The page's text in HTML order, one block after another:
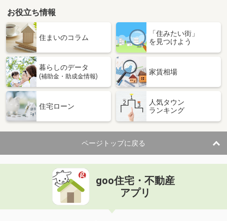
お役立ち情報
住まいのコラム
「住みたい街」
を見つけよう
暮らしのデータ
(補助金・助成金情報)
家賃相場
住宅ローン
人気タウン
ランキング
ページトップに戻る
goo住宅・不動産
アプリ